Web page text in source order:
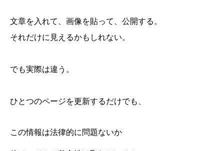
文章を入れて、画像を貼って、公開する。
それだけに見えるかもしれない。
でも実際は違う。
ひとつのページを更新するだけでも、
この情報は法律的に問題ないか